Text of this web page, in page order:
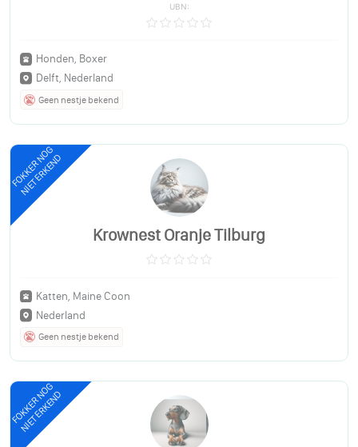
UBN:
Honden, Boxer
Delft, Nederland
Geen nestje bekend
FOKKER NOG
NIET ERKEND
Krownest Oranje Tilburg
Katten, Maine Coon
Nederland
Geen nestje bekend
FOKKER NOG
NIET ERKEND